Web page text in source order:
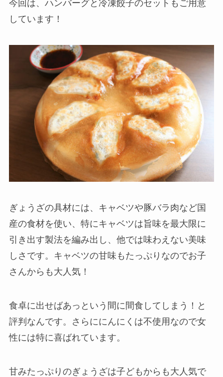
今回は、ハンバーグと冷凍餃子のセットもご用意
しています！
ぎょうざの具材には、キャベツや豚バラ肉など国
産の食材を使い、特にキャベツは旨味を最大限に
引き出す製法を編み出し、他では味わえない美味
しさです。キャベツの甘味もたっぷりなのでお子
さんからも大人気！
食卓に出せばあっという間に間食してしまう！と
評判なんです。さらににんにくは不使用なので女
性には特に喜ばれています。
甘みたっぷりのぎょうざは子どもからも大人気で